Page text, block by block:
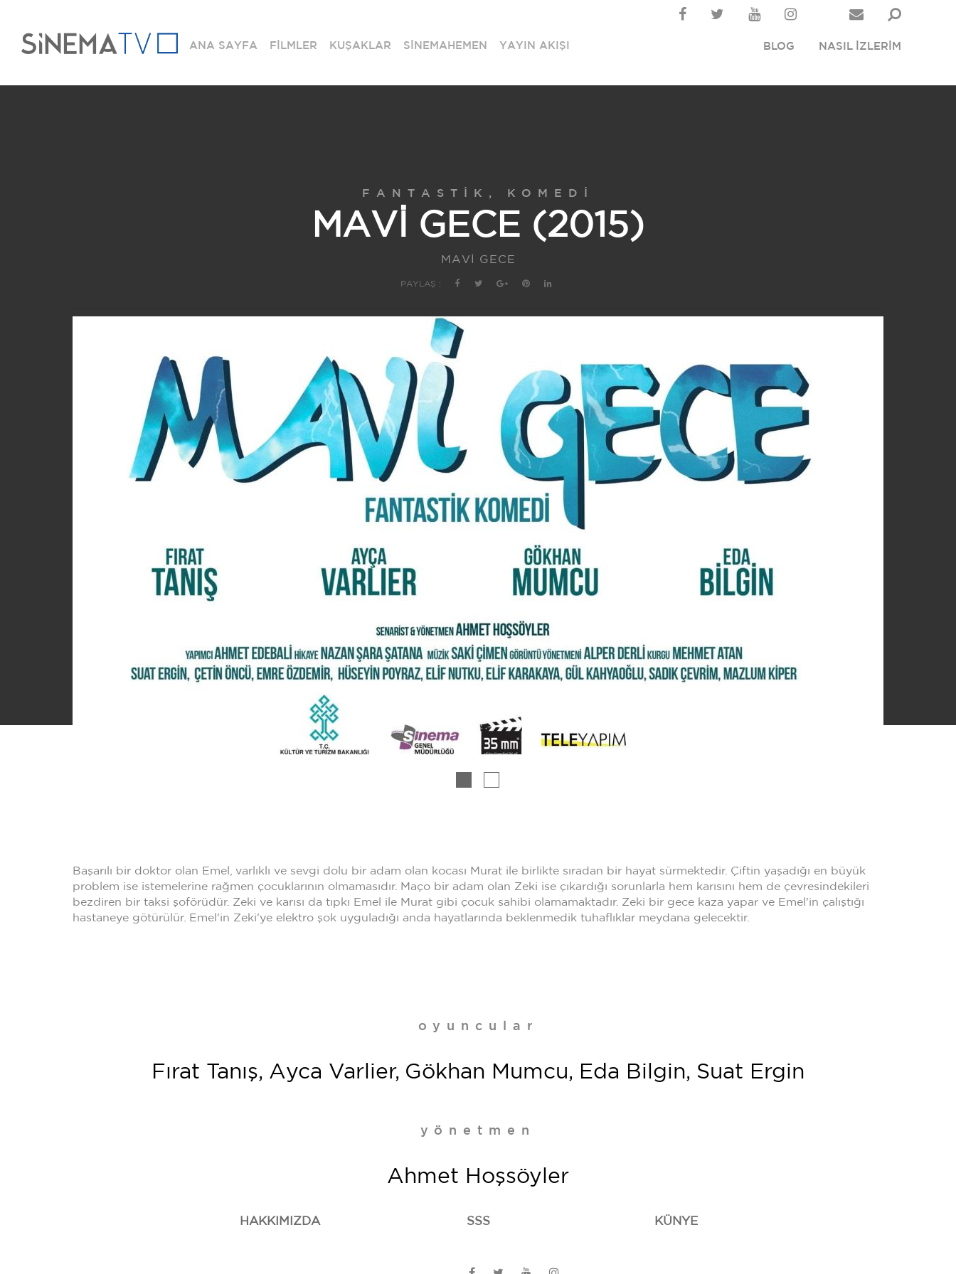
BLOG NASIL İZLERİM
ANA SAYFA FİLMLER KUŞAKLAR SİNEMAHEMEN YAYIN AKIŞI
FANTASTIK, KOMEDI
MAVİ GECE (2015)
MAVİ GECE
PAYLAŞ :
Başarılı bir doktor olan Emel, varlıklı ve sevgi dolu bir adam olan kocası Murat ile birlikte sıradan bir hayat sürmektedir. Çiftin yaşadığı en büyük
problem ise istemelerine rağmen çocuklarının olmamasıdır. Maço bir adam olan Zeki ise çıkardığı sorunlarla hem karısını hem de çevresindekileri
bezdiren bir taksi şoförüdür. Zeki ve karısı da tıpkı Emel ile Murat gibi çocuk sahibi olamamaktadır. Zeki bir gece kaza yapar ve Emel'in çalıştığı
hastaneye götürülür. Emel'in Zeki'ye elektro şok uyguladığı anda hayatlarında beklenmedik tuhaflıklar meydana gelecektir.
oyuncular
Fırat Tanış, Ayca Varlier, Gökhan Mumcu, Eda Bilgin, Suat Ergin
yönetmen
Ahmet Hoşsöyler
HAKKIMIZDA SSS KÜNYE